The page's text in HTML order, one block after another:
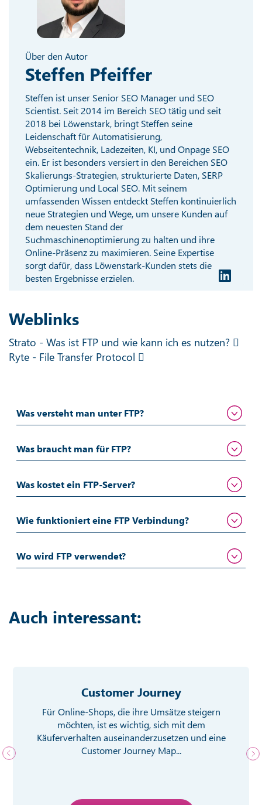
Über den Autor
Steffen Pfeiffer
Steffen ist unser Senior SEO Manager und SEO
Scientist. Seit 2014 im Bereich SEO tätig und seit
2018 bei Löwenstark, bringt Steffen seine
Leidenschaft für Automatisierung,
Webseitentechnik, Ladezeiten, KI, und Onpage SEO
ein. Er ist besonders versiert in den Bereichen SEO
Skalierungs-Strategien, strukturierte Daten, SERP
Optimierung und Local SEO. Mit seinem
umfassenden Wissen entdeckt Steffen kontinuierlich
neue Strategien und Wege, um unsere Kunden auf
dem neuesten Stand der
Suchmaschinenoptimierung zu halten und ihre
Online-Präsenz zu maximieren. Seine Expertise
sorgt dafür, dass Löwenstark-Kunden stets die
besten Ergebnisse erzielen.
Weblinks
Strato - Was ist FTP und wie kann ich es nutzen?
Ryte - File Transfer Protocol
Was versteht man unter FTP?
Was braucht man für FTP?
Was kostet ein FTP-Server?
Wie funktioniert eine FTP Verbindung?
Wo wird FTP verwendet?
Auch interessant:
Customer Journey
Für Online-Shops, die ihre Umsätze steigern
möchten, ist es wichtig, sich mit dem
Käuferverhalten auseinanderzusetzen und eine
Customer Journey Map...